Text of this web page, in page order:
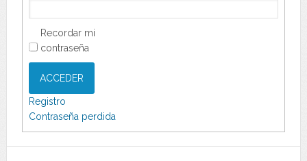
Recordar mi
contraseña
ACCEDER
Registro
Contraseña perdida